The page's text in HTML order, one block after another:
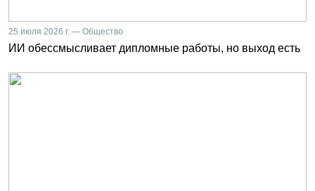
25 июля 2026 г. — Общество
ИИ обессмысливает дипломные работы, но выход есть